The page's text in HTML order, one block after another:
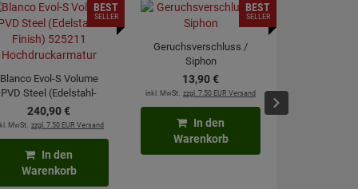
Blanco Evol-S Volume
PVD Steel (Edelstahl-
Finish) 525211
Hochdruckarmatur
240,90€
MwSt. zzgl. 7.50 EUR Versand
BEST
SELLER
In den
Warenkorb
Geruchsverschluss /
Siphon
13,90€
inkl. MwSt. zzgl. 7.50 EUR Versand
BEST
SELLER
In den
Warenkorb